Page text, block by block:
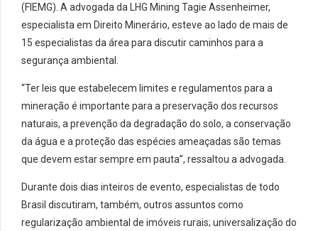
(FIEMG). A advogada da LHG Mining Tagie Assenheimer,
especialista em Direito Minerário, esteve ao lado de mais de
15 especialistas da área para discutir caminhos para a
segurança ambiental.
“Ter leis que estabelecem limites e regulamentos para a
mineração é importante para a preservação dos recursos
naturais, a prevenção da degradação do solo, a conservação
da água e a proteção das espécies ameaçadas são temas
que devem estar sempre em pauta”, ressaltou a advogada.
Durante dois dias inteiros de evento, especialistas de todo
Brasil discutiram, também, outros assuntos como
regularização ambiental de imóveis rurais; universalização do